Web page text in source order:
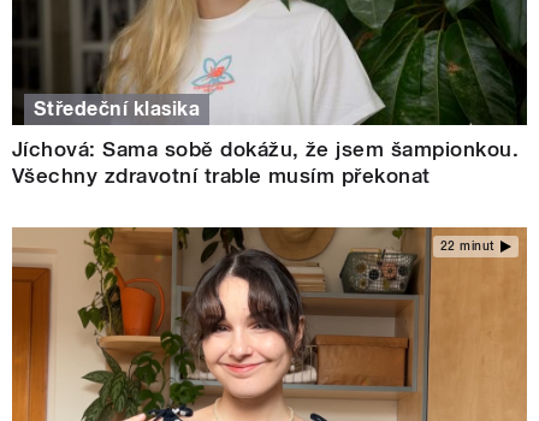
Středeční klasika
Jíchová: Sama sobě dokážu, že jsem šampionkou.
Všechny zdravotní trable musím překonat
22 minut